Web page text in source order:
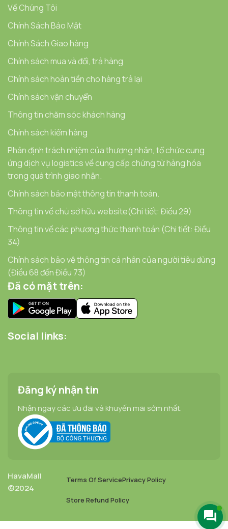
Về Chúng Tôi
Chính Sách Bảo Mật
Chính Sách Giao hàng
Chính sách mua và đổi, trả hàng
Chính sách hoàn tiền cho hàng trả lại
Chính sách vận chuyển
Thông tin chăm sóc khách hàng
Chính sách kiểm hàng
Phân định trách nhiệm của thương nhân, tổ chức cung
ứng dịch vụ logistics về cung cấp chứng từ hàng hóa
trong quá trình giao nhận.
Chính sách bảo mật thông tin thanh toán.
Thông tin về chủ sở hữu website(Chi tiết: Điều 29)
Thông tin về các phương thức thanh toán (Chi tiết: Điều
34)
Chính sách bảo vệ thông tin cá nhân của người tiêu dùng
(Điều 68 đến Điều 73)
Đã có mặt trên:
Social links:
Đăng ký nhận tin
Nhận ngay các ưu đãi và khuyến mãi sớm nhất.
HavaMall
©2024
Terms Of ServicePrivacy Policy
Store Refund Policy
Mù Tạt